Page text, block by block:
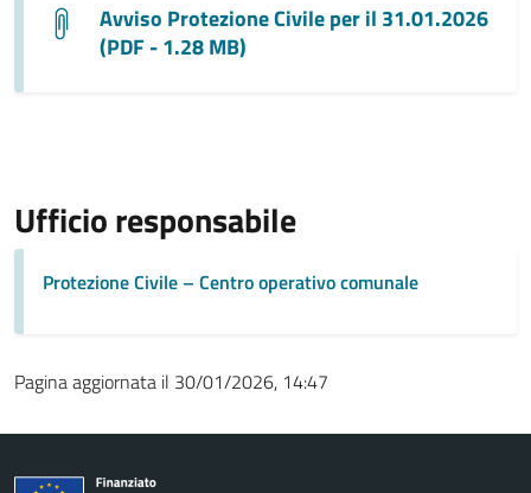
Avviso Protezione Civile per il 31.01.2026
(PDF - 1.28 MB)
Ufficio responsabile
Protezione Civile – Centro operativo comunale
Pagina aggiornata il 30/01/2026, 14:47